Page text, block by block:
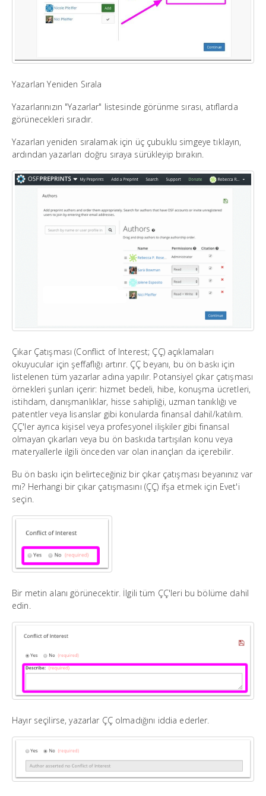
Yazarları Yeniden Sırala
Yazarlarınızın "Yazarlar" listesinde görünme sırası, atıflarda
görünecekleri sıradır.
Yazarları yeniden sıralamak için üç çubuklu simgeye tıklayın,
ardından yazarları doğru sıraya sürükleyip bırakın.
Çıkar Çatışması (Conflict of Interest; ÇÇ) açıklamaları
okuyucular için şeffaflığı artırır. ÇÇ beyanı, bu ön baskı için
listelenen tüm yazarlar adına yapılır. Potansiyel çıkar çatışması
örnekleri şunları içerir: hizmet bedeli, hibe, konuşma ücretleri,
istihdam, danışmanlıklar, hisse sahipliği, uzman tanıklığı ve
patentler veya lisanslar gibi konularda finansal dahil/katılım.
ÇÇ'ler ayrıca kişisel veya profesyonel ilişkiler gibi finansal
olmayan çıkarları veya bu ön baskıda tartışılan konu veya
materyallerle ilgili önceden var olan inançları da içerebilir.
Bu ön baskı için belirteceğiniz bir çıkar çatışması beyanınız var
mı? Herhangi bir çıkar çatışmasını (ÇÇ) ifşa etmek için Evet'i
seçin.
Bir metin alanı görünecektir. İlgili tüm ÇÇ'leri bu bölüme dahil
edin.
Hayır seçilirse, yazarlar ÇÇ olmadığını iddia ederler.